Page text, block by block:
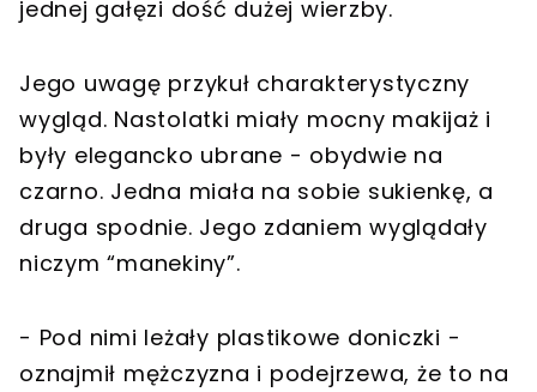
jednej gałęzi dość dużej wierzby.
Jego uwagę przykuł charakterystyczny
wygląd. Nastolatki miały mocny makijaż i
były elegancko ubrane - obydwie na
czarno. Jedna miała na sobie sukienkę, a
druga spodnie. Jego zdaniem wyglądały
niczym “manekiny”.
- Pod nimi leżały plastikowe doniczki -
oznajmił mężczyzna i podejrzewa, że to na